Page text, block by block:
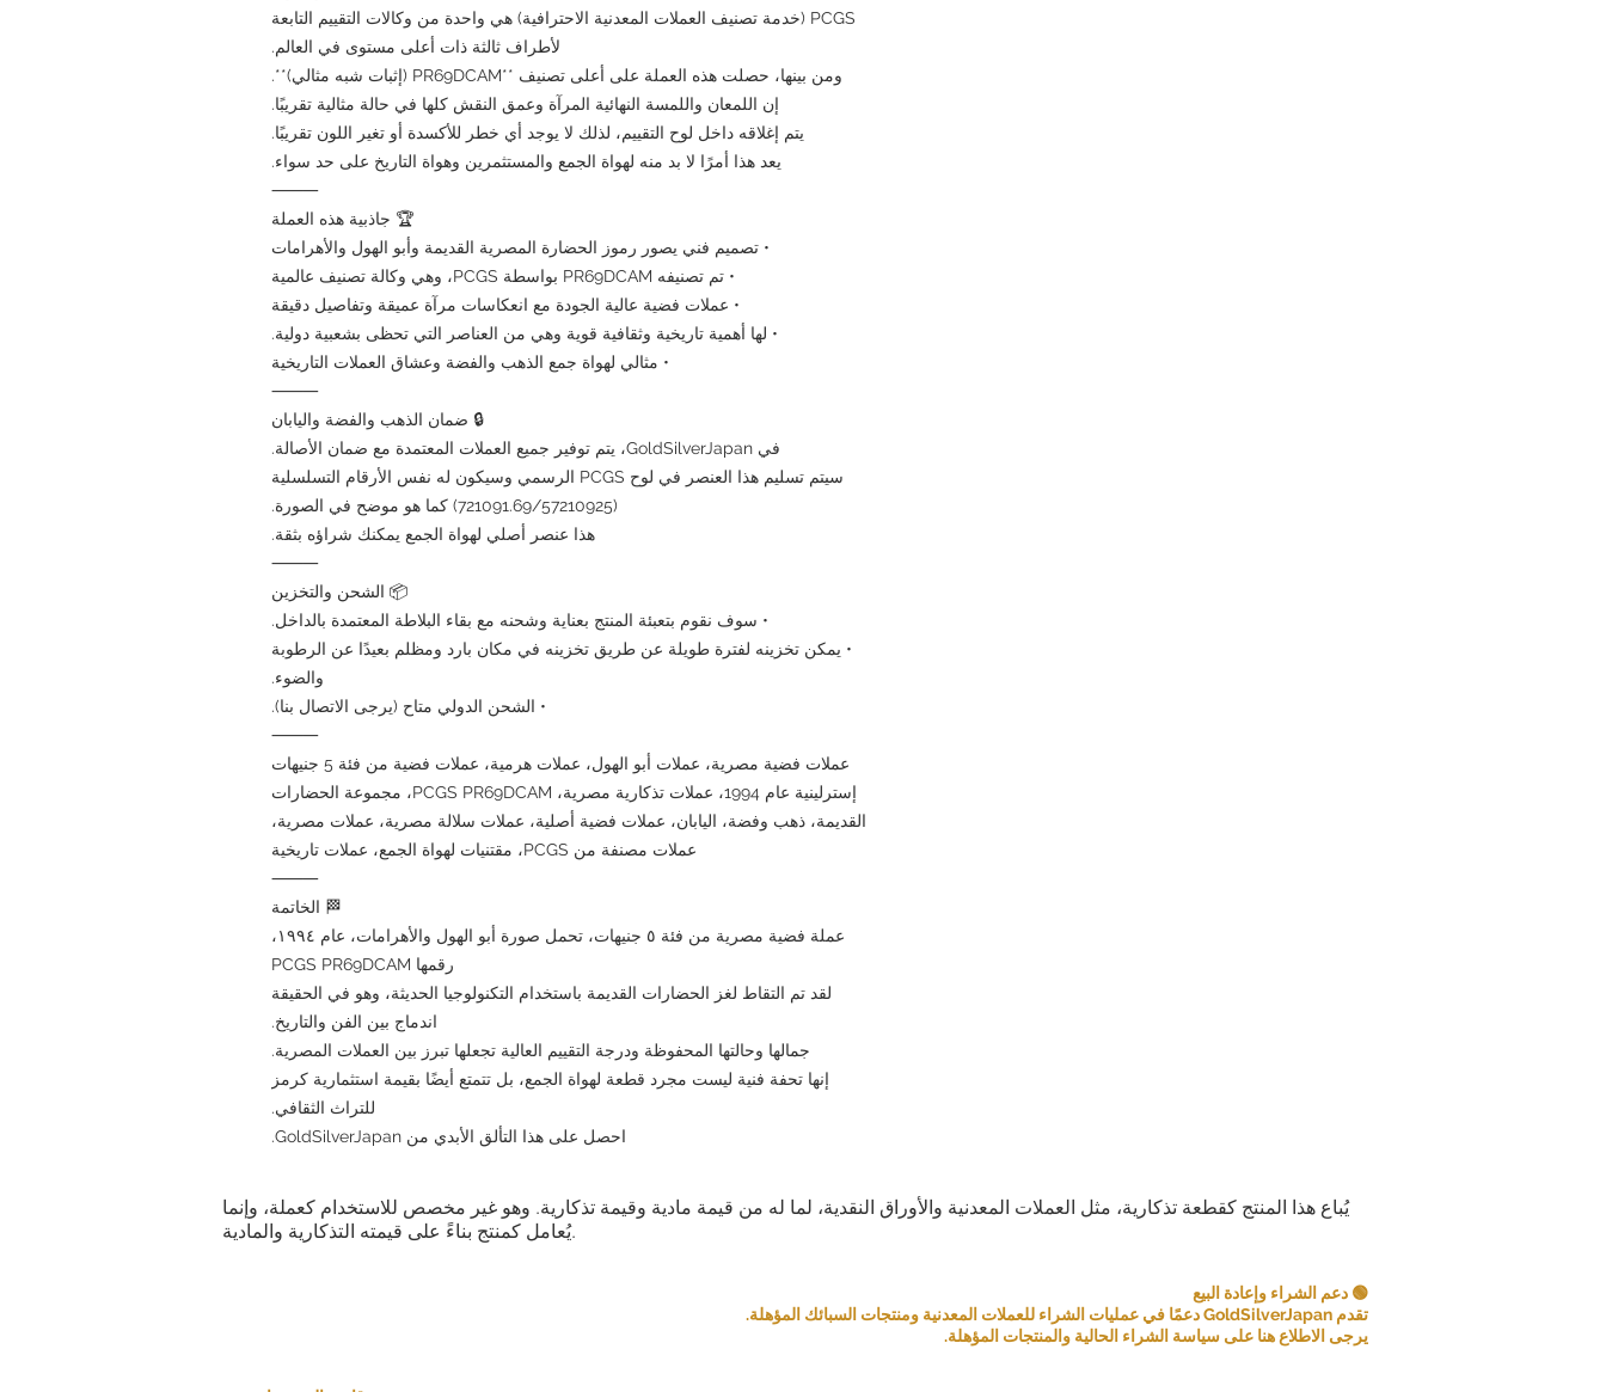
PCGS (خدمة تصنيف العملات المعدنية الاحترافية) هي واحدة من وكالات التقييم التابعة
لأطراف ثالثة ذات أعلى مستوى في العالم.
ومن بينها، حصلت هذه العملة على أعلى تصنيف **PR69DCAM (إثبات شبه مثالي)**.
إن اللمعان واللمسة النهائية المرآة وعمق النقش كلها في حالة مثالية تقريبًا.
يتم إغلاقه داخل لوح التقييم، لذلك لا يوجد أي خطر للأكسدة أو تغير اللون تقريبًا.
يعد هذا أمرًا لا بد منه لهواة الجمع والمستثمرين وهواة التاريخ على حد سواء.
⸻
🏆 جاذبية هذه العملة
• تصميم فني يصور رموز الحضارة المصرية القديمة وأبو الهول والأهرامات
• تم تصنيفه PR69DCAM بواسطة PCGS، وهي وكالة تصنيف عالمية
• عملات فضية عالية الجودة مع انعكاسات مرآة عميقة وتفاصيل دقيقة
• لها أهمية تاريخية وثقافية قوية وهي من العناصر التي تحظى بشعبية دولية.
• مثالي لهواة جمع الذهب والفضة وعشاق العملات التاريخية
⸻
🔒 ضمان الذهب والفضة واليابان
في GoldSilverJapan، يتم توفير جميع العملات المعتمدة مع ضمان الأصالة.
سيتم تسليم هذا العنصر في لوح PCGS الرسمي وسيكون له نفس الأرقام التسلسلية
(721091.69/57210925) كما هو موضح في الصورة.
هذا عنصر أصلي لهواة الجمع يمكنك شراؤه بثقة.
⸻
📦 الشحن والتخزين
• سوف نقوم بتعبئة المنتج بعناية وشحنه مع بقاء البلاطة المعتمدة بالداخل.
• يمكن تخزينه لفترة طويلة عن طريق تخزينه في مكان بارد ومظلم بعيدًا عن الرطوبة
والضوء.
• الشحن الدولي متاح (يرجى الاتصال بنا).
⸻
عملات فضية مصرية، عملات أبو الهول، عملات هرمية، عملات فضية من فئة 5 جنيهات
إسترلينية عام 1994، عملات تذكارية مصرية، PCGS PR69DCAM، مجموعة الحضارات
القديمة، ذهب وفضة، اليابان، عملات فضية أصلية، عملات سلالة مصرية، عملات مصرية،
عملات مصنفة من PCGS، مقتنيات لهواة الجمع، عملات تاريخية
⸻
🏁 الخاتمة
عملة فضية مصرية من فئة ٥ جنيهات، تحمل صورة أبو الهول والأهرامات، عام ١٩٩٤،
رقمها PCGS PR69DCAM
لقد تم التقاط لغز الحضارات القديمة باستخدام التكنولوجيا الحديثة، وهو في الحقيقة
اندماج بين الفن والتاريخ.
جمالها وحالتها المحفوظة ودرجة التقييم العالية تجعلها تبرز بين العملات المصرية.
إنها تحفة فنية ليست مجرد قطعة لهواة الجمع، بل تتمتع أيضًا بقيمة استثمارية كرمز
للتراث الثقافي.
احصل على هذا التألق الأبدي من GoldSilverJapan.
يُباع هذا المنتج كقطعة تذكارية، مثل العملات المعدنية والأوراق النقدية، لما له من قيمة مادية وقيمة تذكارية. وهو غير مخصص للاستخدام كعملة، وإنما
يُعامل كمنتج بناءً على قيمته التذكارية والمادية.
🟢 دعم الشراء وإعادة البيع
تقدم GoldSilverJapan دعمًا في عمليات الشراء للعملات المعدنية ومنتجات السبائك المؤهلة.
يرجى الاطلاع هنا على سياسة الشراء الحالية والمنتجات المؤهلة.